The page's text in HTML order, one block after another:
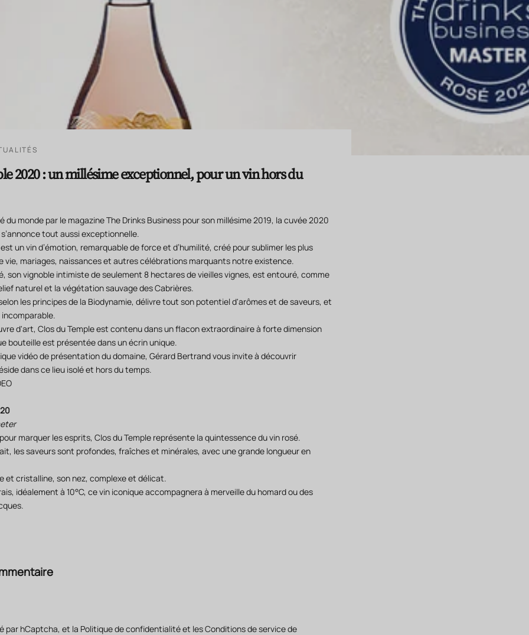
2020 : un millésime exceptionnel, pour un vin hors du
du monde par le magazine The Drinks Business pour son millésime 2019, la cuvée 2020
tout aussi exceptionnelle.
un vin d’émotion, remarquable de force et d’humilité, créé pour sublimer les plus
vie, mariages, naissances et autres célébrations marquants notre existence.
son vignoble intimiste de seulement 8 hectares de vieilles vignes, est entouré, comme
naturel et la végétation sauvage des Cabrières.
les principes de la Biodynamie, délivre tout son potentiel d'arômes et de saveurs, et
d'art, Clos du Temple est contenu dans un flacon extraordinaire à forte dimension
bouteille est présentée dans un écrin unique.
vidéo de présentation du domaine, Gérard Bertrand vous invite à découvrir
dans ce lieu isolé et hors du temps.
marquer les esprits, Clos du Temple représente la quintessence du vin rosé.
les saveurs sont profondes, fraîches et minérales, avec une grande longueur en
et cristalline, son nez, complexe et délicat.
idéalement à 10°C, ce vin iconique accompagnera à merveille du homard ou des
par hCaptcha, et la Politique de confidentialitéet lesConditions de servicede